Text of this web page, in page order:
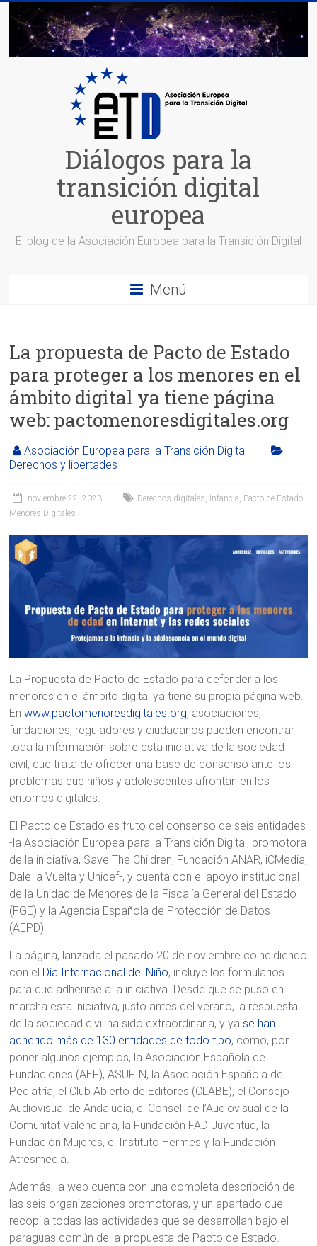
Saltar
contenido
Diálogos para la
transición digital
europea
El blog de la Asociación Europea para la Transición Digital
Menú
La propuesta de Pacto de Estado
para proteger a los menores en el
ámbito digital ya tiene página
web: pactomenoresdigitales.org
Asociación Europea para la Transición Digital
Derechos y libertades
noviembre 22, 2023 Derechos digitales Infancia Pacto de Estado
Menores Digitales
La Propuesta de Pacto de Estado para defender a los
menores en el ámbito digital ya tiene su propia página web.
Enwww.pactomenoresdigitales.org, asociaciones,
fundaciones, reguladores y ciudadanos pueden encontrar
toda la información sobre esta iniciativa de la sociedad
civil, que trata de ofrecer una base de consenso ante los
problemas que niños y adolescentes afrontan en los
entornos digitales.
El Pacto de Estado es fruto del consenso de seis entidades
-la Asociación Europea para la Transición Digital, promotora
de la iniciativa, Save The Children, Fundación ANAR, iCMedia,
Dale la Vuelta y Unicef-, y cuenta con el apoyo institucional
de la Unidad de Menores de la Fiscalía General del Estado
(FGE) y la Agencia Española de Protección de Datos
(AEPD).
La página, lanzada el pasado 20 de noviembre coincidiendo
con el Día Internacional del Niño, incluye los formularios
para que adherirse a la iniciativa. Desde que se puso en
marcha esta iniciativa, justo antes del verano, la respuesta
de la sociedad civil ha sido extraordinaria, y yase han
adherido más de 130 entidades de todo tipo, como, por
poner algunos ejemplos, la Asociación Española de
Fundaciones (AEF), ASUFIN, la Asociación Española de
Pediatría, el Club Abierto de Editores (CLABE), el Consejo
Audiovisual de Andalucía, el Consell de l’Audiovisual de la
Comunitat Valenciana, la Fundación FAD Juventud, la
Fundación Mujeres, el Instituto Hermes y la Fundación
Atresmedia.
Además, la web cuenta con una completa descripción de
las seis organizaciones promotoras, y un apartado que
recopila todas las actividades que se desarrollan bajo el
paraguas común de la propuesta de Pacto de Estado.